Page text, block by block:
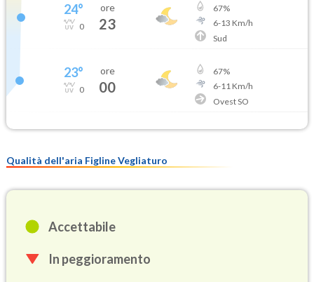
24°
0
ore
23
67%
6-13 Km/h
Sud
23°
0
ore
00
67%
6-11Km/h
Ovest SO
Qualità dell'aria Figline Vegliaturo
Accettabile
In peggioramento